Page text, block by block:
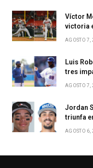
Víctor
victoria
AGOSTO 7,
Luis
tres
AGOSTO 7,
Jordan
triunfa
AGOSTO 6,